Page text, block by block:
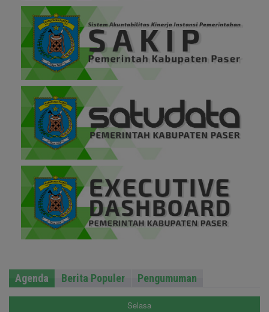
Agenda Berita Populer Pengumuman
Selasa